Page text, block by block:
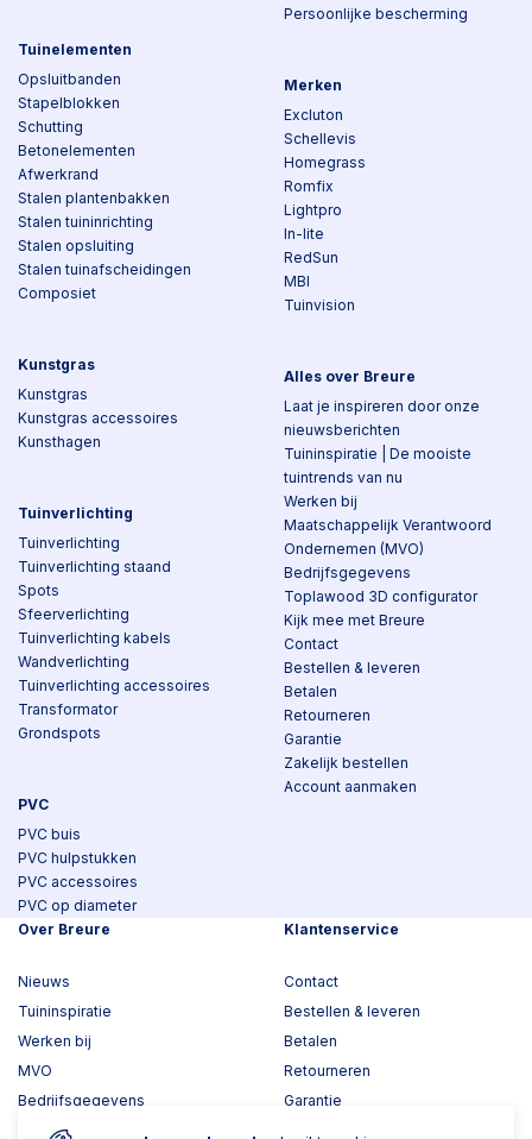
Tuinelementen
Opsluitbanden
Stapelblokken
Schutting
Betonelementen
Afwerkrand
Stalen plantenbakken
Stalen tuininrichting
Stalen opsluiting
Stalen tuinafscheidingen
Composiet
Kunstgras
Kunstgras
Kunstgras accessoires
Kunsthagen
Tuinverlichting
Tuinverlichting
Tuinverlichting staand
Spots
Sfeerverlichting
Tuinverlichting kabels
Wandverlichting
Tuinverlichting accessoires
Transformator
Grondspots
PVC
PVC buis
PVC hulpstukken
PVC accessoires
PVC op diameter
Persoonlijke bescherming
Merken
Excluton
Schellevis
Homegrass
Romfix
Lightpro
In-lite
RedSun
MBI
Tuinvision
Alles over Breure
Laat je inspireren door onze
nieuwsberichten
Tuininspiratie | De mooiste
tuintrends van nu
Werken bij
Maatschappelijk Verantwoord
Ondernemen (MVO)
Bedrijfsgegevens
Toplawood 3D configurator
Kijk mee met Breure
Contact
Bestellen & leveren
Betalen
Retourneren
Garantie
Zakelijk bestellen
Account aanmaken
Over Breure
Nieuws
Tuininspiratie
Werken bij
MVO
Bedrijfsgegevens
Toplawood 3D configurator
Klantenservice
Contact
Bestellen & leveren
Betalen
Retourneren
Garantie